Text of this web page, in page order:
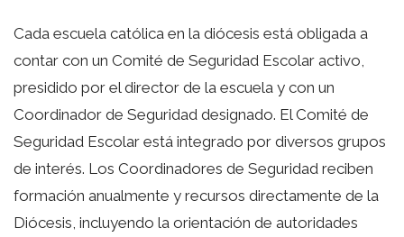
Cada escuela católica en la diócesis está obligada a
contar con un Comité de Seguridad Escolar activo,
presidido por el director de la escuela y con un
Coordinador de Seguridad designado. El Comité de
Seguridad Escolar está integrado por diversos grupos
de interés. Los Coordinadores de Seguridad reciben
formación anualmente y recursos directamente de la
Diócesis, incluyendo la orientación de autoridades